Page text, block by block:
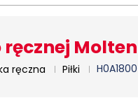
ręcznej
ręczna Piłki